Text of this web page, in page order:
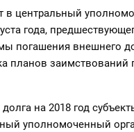
в центральный
года,
погашения внешнего
планов заимствований
на 2018 год
уполномоченный